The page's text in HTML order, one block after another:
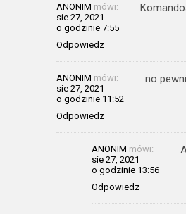
ANONIM mówi:
sie 27, 2021
o godzinie 7:55
Odpowiedz
ANONIM mówi:
sie 27, 2021
o godzinie 11:52
Odpowiedz
no
ANONIM mówi:
sie 27, 2021
o godzinie 13:56
Odpowiedz